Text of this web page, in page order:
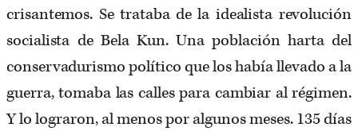
crisantemos. Se trataba de la idealista revolución
socialista de Bela Kun. Una población harta del
conservadurismo político que los había llevado a la
guerra, tomaba las calles para cambiar al régimen.
Y lo lograron, al menos por algunos meses. 135 días